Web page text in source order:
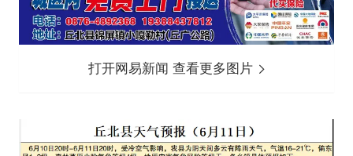
打开网易新闻 查看更多图片